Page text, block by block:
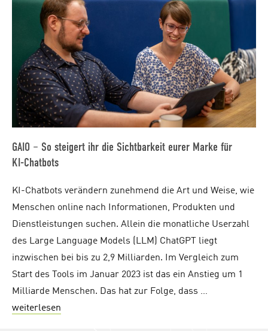
GAIO – So steigert ihr die Sichtbarkeit eurer Marke für
KI-Chatbots
KI-Chatbots verändern zunehmend die Art und Weise, wie
Menschen online nach Informationen, Produkten und
Dienstleistungen suchen. Allein die monatliche Userzahl
des Large Language Models (LLM) ChatGPT liegt
inzwischen bei bis zu 2,9 Milliarden. Im Vergleich zum
Start des Tools im Januar 2023 ist das ein Anstieg um 1
Milliarde Menschen. Das hat zur Folge, dass …
weiterlesen